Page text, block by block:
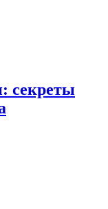
секреты